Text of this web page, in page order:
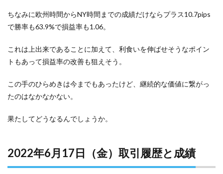
ちなみに欧州時間からNY時間までの成績だけならプラス10.7pips
で勝率も63.9%で損益率も1.06。
これは上出来であることに加えて、利食いを伸ばせそうなポイン
トもあって損益率の改善も狙えそう。
この手のひらめきは今までもあったけど、継続的な価値に繋がっ
たのはなかなかない。
果たしてどうなるんでしょうか。
2022年6月17日（金）取引履歴と成績